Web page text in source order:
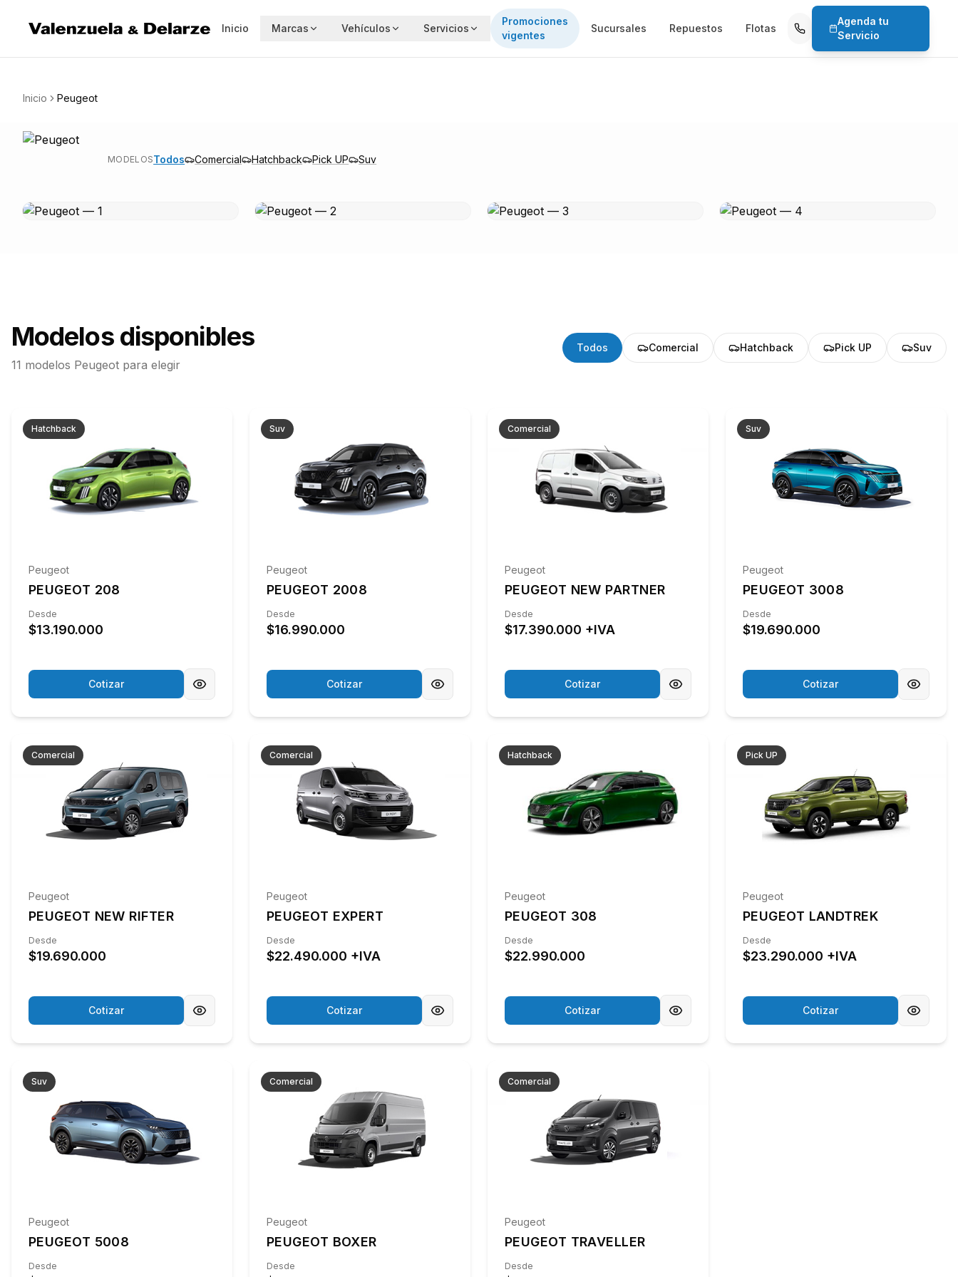
Inicio Marcas Vehículos Servicios
Promociones
vigentes
Sucursales Repuestos Flotas
Agenda tu
Servicio
Inicio Peugeot
MODELOSTodos Comercial Hatchback Pick UP Suv
Modelos disponibles
11 modelos Peugeot para elegir
Todos Comercial Hatchback Pick UP Suv
Hatchback
Peugeot
PEUGEOT 208
Desde
$13.190.000
Cotizar
Suv
Peugeot
PEUGEOT 2008
Desde
$16.990.000
Cotizar
Comercial
Peugeot
PEUGEOT NEW PARTNER
Desde
$17.390.000 +IVA
Cotizar
Suv
Peugeot
PEUGEOT 3008
Desde
$19.690.000
Cotizar
Comercial
Peugeot
PEUGEOT NEW RIFTER
Desde
$19.690.000
Cotizar
Comercial
Peugeot
PEUGEOT EXPERT
Desde
$22.490.000 +IVA
Cotizar
Hatchback
Peugeot
PEUGEOT 308
Desde
$22.990.000
Cotizar
Pick UP
Peugeot
PEUGEOT LANDTREK
Desde
$23.290.000 +IVA
Cotizar
Suv
Peugeot
PEUGEOT 5008
Desde
Comercial
Peugeot
PEUGEOT BOXER
Desde
Comercial
Peugeot
PEUGEOT TRAVELLER
Desde